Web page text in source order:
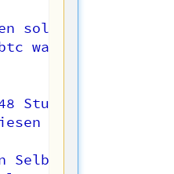
sollen?
wallet".
Stunden).
Brief
Selbstzerstörung